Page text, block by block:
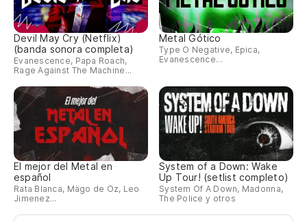
Devil May Cry (Netflix)
(banda sonora completa)
Evanescence, Papa Roach,
Rage Against The Machine...
Metal Gótico
Type O Negative, Epica,
Evanescence...
El mejor del Metal en
español
Rata Blanca, Mägo de Oz, Leo
Jimenez...
System of a Down: Wake
Up Tour! (setlist completo)
System Of A Down, Madonna,
The Police y otros